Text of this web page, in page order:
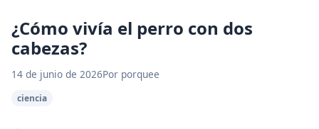
¿Cómo vivía el perro con dos
cabezas?
14 de junio de 2026Por porquee
ciencia